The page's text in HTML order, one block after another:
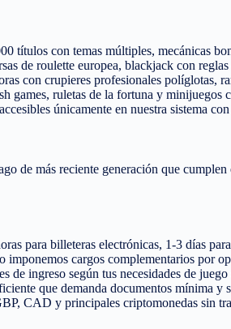
títulos con temas múltiples, mecánicas
de roulette europea, blackjack con
con crupieres profesionales políglotas,
games, ruletas de la fortuna y minijuegos
únicamente en nuestra sistema
de más reciente generación que
para billeteras electrónicas, 1-3 días
imponemos cargos complementarios por
de ingreso según tus necesidades de juego
que demanda documentos mínima y
CAD y principales criptomonedas sin